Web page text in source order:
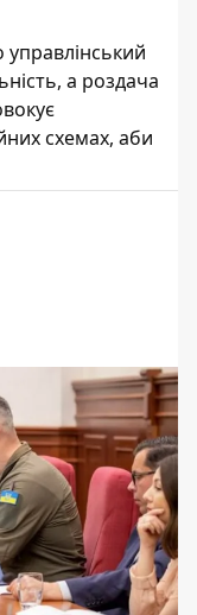
а роздача
схемах, аби